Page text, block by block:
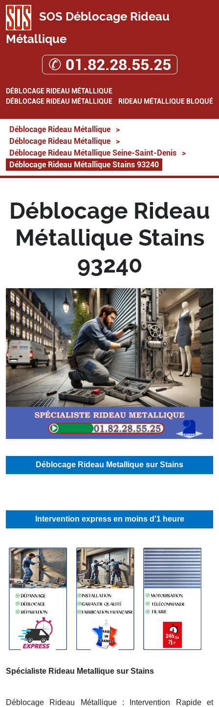
SOS Déblocage Rideau
Métallique
✆ 01.82.28.55.25
DÉBLOCAGE RIDEAU MÉTALLIQUE
DÉBLOCAGE RIDEAU MÉTALLIQUE
RIDEAU MÉTALLIQUE BLOQUÉ
Déblocage Rideau Métallique
>
Déblocage Rideau Métallique
>
Déblocage Rideau Métallique Seine-Saint-Denis
>
Déblocage Rideau Métallique Stains 93240
Déblocage Rideau
Métallique Stains
93240
Déblocage Rideau Metallique sur Stains
Intervention express en moins d'1 heure
Spécialiste Rideau Metallique sur Stains
Déblocage Rideau Métallique : Intervention Rapide et